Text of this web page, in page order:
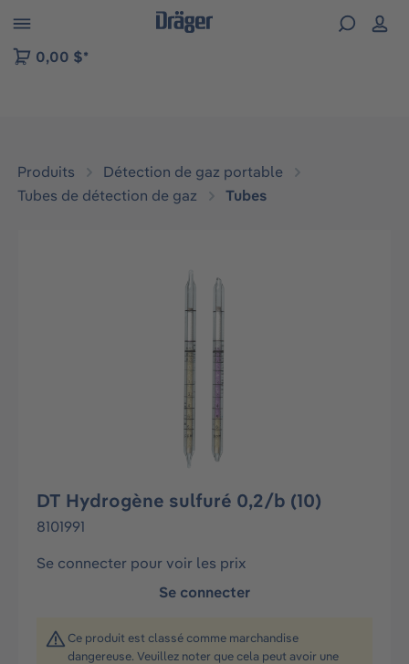
to B2B platform navigation
0,00 $*
Produits
Détection de gaz portable
Tubes de détection de gaz
Tubes
Ignorer la galerie d'images
DT Hydrogène sulfuré 0,2/b (10)
8101991
Se connecter pour voir les prix
Se connecter
Ce produit est classé comme marchandise
dangereuse. Veuillez noter que cela peut avoir une